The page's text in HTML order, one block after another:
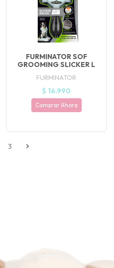
FURMINATOR SOF
GROOMING SLICKER L
FURMINATOR
$ 16.990
Comprar Ahora
3